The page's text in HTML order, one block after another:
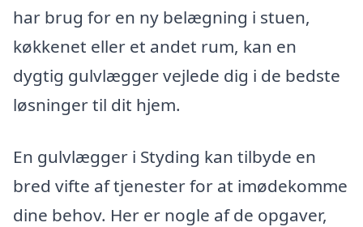
har brug for en ny belægning i stuen,
køkkenet eller et andet rum, kan en
dygtig gulvlægger vejlede dig i de bedste
løsninger til dit hjem.
En gulvlægger i Styding kan tilbyde en
bred vifte af tjenester for at imødekomme
dine behov. Her er nogle af de opgaver,